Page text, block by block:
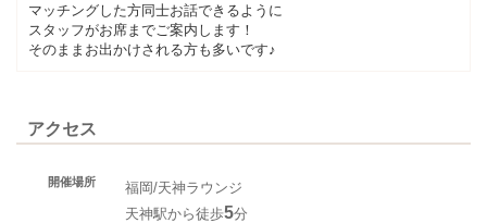
マッチングした方同士お話できるように
スタッフがお席までご案内します！
そのままお出かけされる方も多いです♪
アクセス
開催場所
福岡/天神ラウンジ
天神駅から徒歩5分